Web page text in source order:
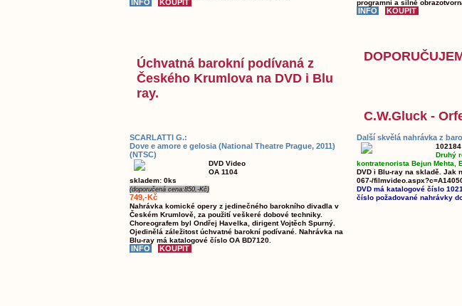
programní a silně
Úchvatná barokní podívaná z
Českého Krumlova na DVD i Blu
ray.
C.W.Gluck -
SCARLATTI G.:
Dove e amore e gelosia (National Theatre Prague, 2011)
(NTSC)
DVD Video
OA 1104
skladem: 0ks
(doporučená cena:850,-Kč)
749,-Kč
Nahrávka komické opery z jedinečného barokního divadla v
Českém Krumlově, za použití veškeré dobové techniky.
Choreografem byl Ondřej Havelka, dirigent Vojtěch Spurný.
Ojedinělá záležitost úchvatné barokní podívané. Nahrávka na
Blu-ray má katalogové číslo OA BD7120.
Další skvělá nahrávka z
Druhý
kontratenorista Bejun Mehta,
DVD i Blu-ray na skladě. Jak
067-/
DVD má katalogové číslo
číslo požadované nahrávky